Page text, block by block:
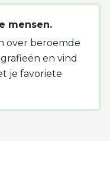
mensen.
over beroemde
en vind
je favoriete